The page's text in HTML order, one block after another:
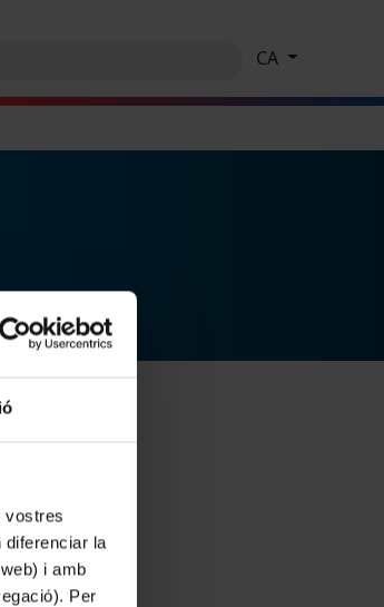
vostres
diferenciar la
i amb
Per
CA